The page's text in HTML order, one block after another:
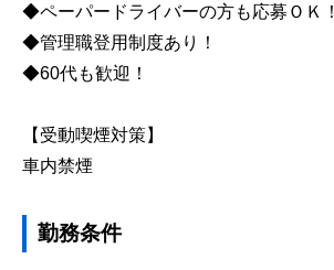
◆ペーパードライバーの方も応募ＯＫ！
◆管理職登用制度あり！
◆60代も歓迎！
【受動喫煙対策】
車内禁煙
勤務条件